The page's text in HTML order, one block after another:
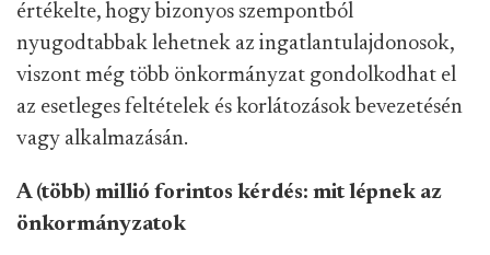
értékelte, hogy bizonyos szempontból
nyugodtabbak lehetnek az ingatlantulajdonosok,
viszont még több önkormányzat gondolkodhat el
az esetleges feltételek és korlátozások bevezetésén
vagy alkalmazásán.
A (több) millió forintos kérdés: mit lépnek az
önkormányzatok